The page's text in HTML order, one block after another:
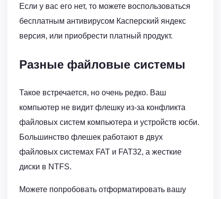
Если у вас его нет, то можете воспользоваться
бесплатным антивирусом Касперский яндекс
версия, или приобрести платный продукт.
Разные файловые системы
Такое встречается, но очень редко. Ваш
компьютер не видит флешку из-за конфликта
файловых систем компьютера и устройств юсби.
Большинство флешек работают в двух
файловых системах FAT и FAT32, а жесткие
диски в NTFS.
Можете попробовать отформатировать вашу